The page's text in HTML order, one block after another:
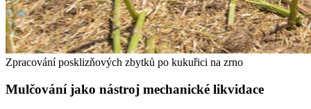
Zpracování posklizňových zbytků po kukuřici na zrno
Mulčování jako nástroj mechanické likvidace